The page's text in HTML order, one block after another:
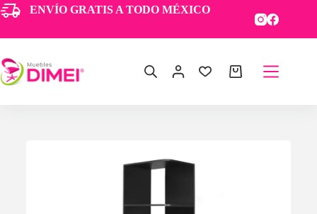
ENVÍO GRATIS A TODO MÉXICO